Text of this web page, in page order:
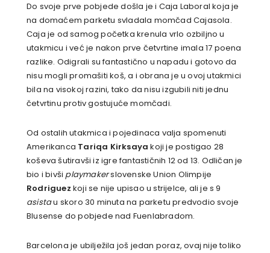
Do svoje prve pobjede došla je i Caja Laboral koja je
na domaćem parketu svladala momčad Cajasola.
Caja je od samog početka krenula vrlo ozbiljno u
utakmicu i već je nakon prve četvrtine imala 17 poena
razlike. Odigrali su fantastično u napadu i gotovo da
nisu mogli promašiti koš, a i obrana je u ovoj utakmici
bila na visokoj razini, tako da nisu izgubili niti jednu
četvrtinu protiv gostujuće momčadi.
Od ostalih utakmica i pojedinaca valja spomenuti
Amerikanca Tariqa Kirksaya koji je postigao 28
koševa šutiravši iz igre fantastičnih 12 od 13. Odličan je
bio i bivšiplaymakerslovenske Union Olimpije
Rodriguez koji se nije upisao u strijelce, ali je s 9
asistau skoro 30 minuta na parketu predvodio svoje
Blusense do pobjede nad Fuenlabradom.
Barcelona je ubilježila još jedan poraz, ovaj nije toliko